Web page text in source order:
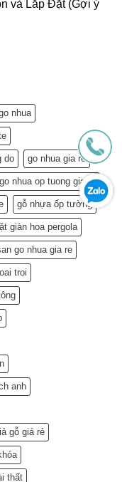
và Lắp Đặt (Gợi ý
nhua
do go nhua gia re
go nhua op tuong gia re
gỗ nhựa ốp tường
giàn hoa pergola
go nhua gia re
troi
anh
gỗ giá rẻ
thất